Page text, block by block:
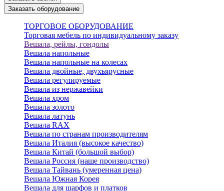
Заказать оборудование
ТОРГОВОЕ ОБОРУДОВАНИЕ
Торговая мебель по индивидуальному заказу
Вешала, рейлы, гондолы
Вешала напольные
Вешала напольные на колесах
Вешала двойные, двухъярусные
Вешала регулируемые
Вешала из нержавейки
Вешала хром
Вешала золото
Вешала латунь
Вешала RAX
Вешала по странам производителям
Вешала Италия (высокое качество)
Вешала Китай (большой выбор)
Вешала Россия (наше производство)
Вешала Тайвань (умеренная цена)
Вешала Южная Корея
Вешала для шарфов и платков